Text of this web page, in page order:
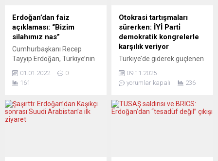
Erdoğan’dan faiz
açıklaması: “Bizim
silahımız nas”
Cumhurbaşkanı Recep
Tayyip Erdoğan, Türkiye’nin
verdiğini ve yaşanan krize
“dış mihrakların” neden
Cumhurbaşkanı Recep
Tayyip Erdoğan, Türkiye’de
01.01.2022
0
161
Otokrasi tartışmaları
sürerken: İYİ Parti̇
demokratik kongrelerle
karşılık veriyor
Türkiye’de giderek güçlenen
ilişkin tartışmalar
çerçevesinde İYİ Parti, çok
kongreleriyle demokrasi
şöleni havasında bir süreç
09.11.2025
yorumlar kapalı
236